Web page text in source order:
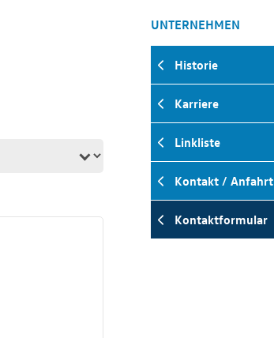
UNTERNEHMEN
Historie
Karriere
Linkliste
Kontakt / Anfahrt
Kontaktformular